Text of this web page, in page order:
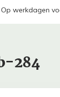
Op werkdagen
284